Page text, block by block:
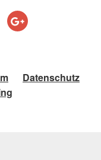
Datenschutz